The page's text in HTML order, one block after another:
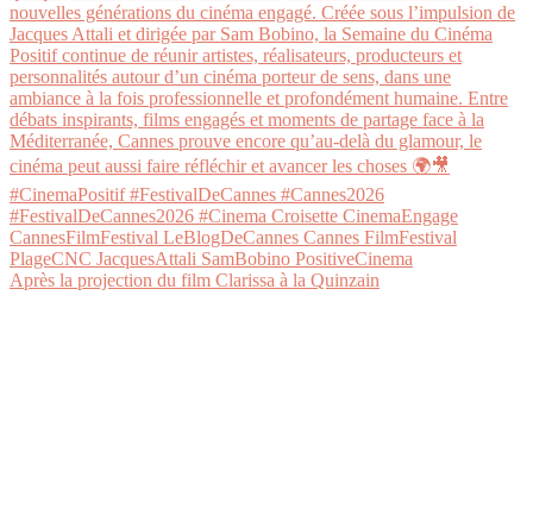
Après la projection du film Clarissa à la Quinzain